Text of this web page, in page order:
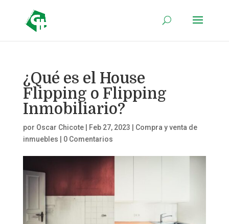
¿Qué es el House
Flipping o Flipping
Inmobiliario?
por Oscar Chicote| Feb 27, 2023
Compra y venta de
inmuebles
0 Comentarios